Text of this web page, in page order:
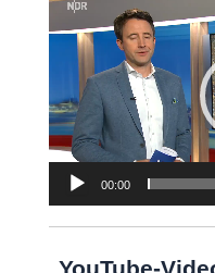
00:00